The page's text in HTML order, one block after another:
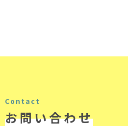
Contact
お問い合わせ